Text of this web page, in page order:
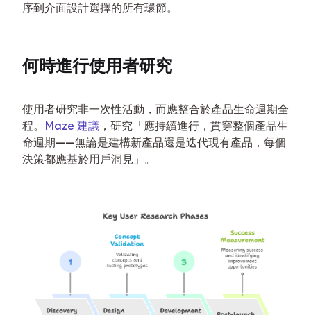
序到介面設計選擇的所有環節。
何時進行使用者研究
使用者研究非一次性活動，而應整合於產品生命週期全
程。 Maze 建議 ，研究「應持續進行，貫穿整個產品生
命週期——無論是建構新產品還是迭代現有產品，每個
決策都應基於用戶洞見」。